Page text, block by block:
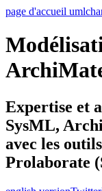
page d'accueil
Expertise et
SysML,
avec les
Prolaborate